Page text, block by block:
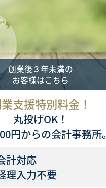
創業後３年未満の
お客様はこちら
支援特別料金！
丸投げOK！
円からの会計事務所。
計対応
理入力不要